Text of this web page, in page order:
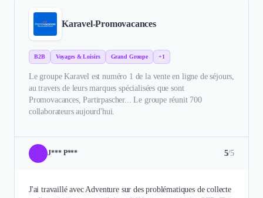
Karavel-Promovacances
B2B Voyages & Loisirs Grand Groupe +1
Le groupe Karavel est numéro 1 de la vente en ligne de séjours,
au travers de leurs marques spécialisées que sont
Promovacances, Partirpascher... Le groupe réunit 700
collaborateurs aujourd'hui.
J*** P*** 5/5
J'ai travaillé avec Adventure sur des problématiques de collecte